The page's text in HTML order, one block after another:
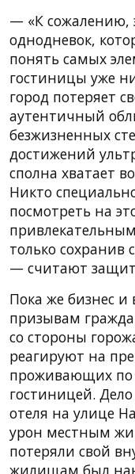
— «К сожалению,
однодневок,
понять самых
гостиницы уже
город потеряет
аутентичный
безжизненных
достижений
сполна хватает
Никто
посмотреть на
только
— считают
Пока же бизнес и
призывам
со стороны
реагируют на
проживающих по
гостиницей.
отеля на улице
урон местным
потеряли свой
жилищам был